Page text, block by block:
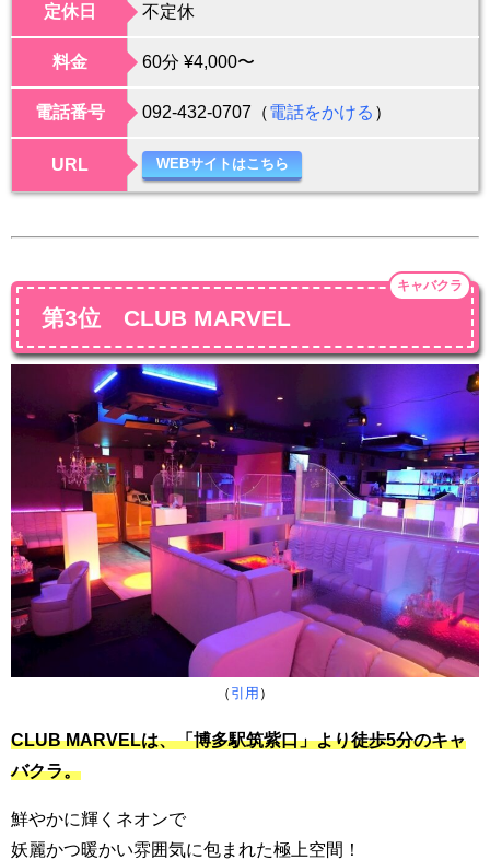
定休日 不定休
料金 60分 ¥4,000〜
電話番号 092-432-0707（電話をかける ）
URL WEBサイトはこちら
第3位 CLUB MARVEL
キャバクラ
（ 引用 ）
CLUB MARVELは、「博多駅筑紫口」より徒歩5分のキャ
バクラ。
鮮やかに輝くネオンで
妖麗かつ暖かい雰囲気に包まれた極上空間！